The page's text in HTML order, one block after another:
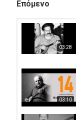
Επόμενο
03:28
03:10